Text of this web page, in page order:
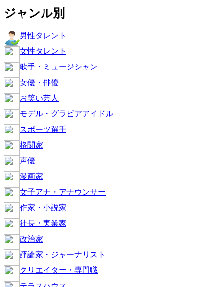
ジャンル別
男性タレント
女性タレント
歌手・ミュージシャン
女優・俳優
お笑い芸人
モデル・グラビアアイドル
スポーツ選手
格闘家
声優
漫画家
女子アナ・アナウンサー
作家・小説家
社長・実業家
政治家
評論家・ジャーナリスト
クリエイター・専門職